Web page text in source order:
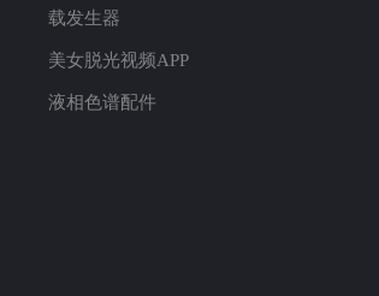
载发生器
美女脱光视频APP
液相色谱配件